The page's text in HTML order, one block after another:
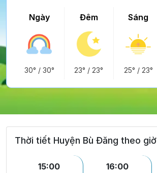
Ngày
30° / 30°
Đêm
23° /23°
Sáng
25° / 23°
Thời tiết Huyện Bù Đăng theo giờ
15:00 16:00